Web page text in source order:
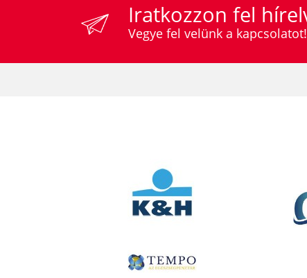
Iratkozzon fel
Vegye fel velünk a kapcsolatot!